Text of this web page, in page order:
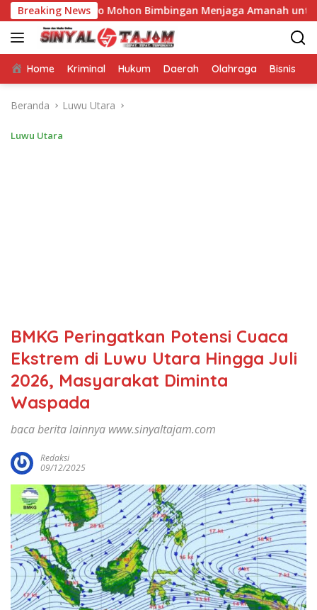
Langsung
ke
konten
Breaking News
Mohon Bimbingan Menjaga Amanah untuk Negeri
Home Kriminal Hukum Daerah Olahraga Bisnis
Beranda Luwu Utara
Luwu Utara
BMKG Peringatkan Potensi Cuaca
Ekstrem di Luwu Utara Hingga Juli
2026, Masyarakat Diminta
Waspada
baca berita lainnya www.sinyaltajam.com
Redaksi
09/12/2025